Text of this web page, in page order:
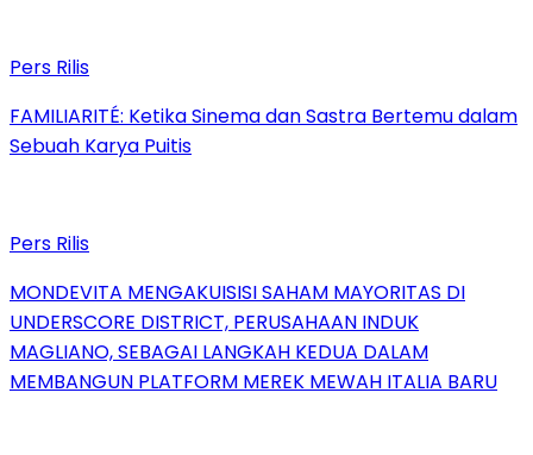
Pers Rilis
FAMILIARITÉ: Ketika Sinema dan Sastra Bertemu dalam
Sebuah Karya Puitis
Pers Rilis
MONDEVITA MENGAKUISISI SAHAM MAYORITAS DI
UNDERSCORE DISTRICT, PERUSAHAAN INDUK
MAGLIANO, SEBAGAI LANGKAH KEDUA DALAM
MEMBANGUN PLATFORM MEREK MEWAH ITALIA BARU